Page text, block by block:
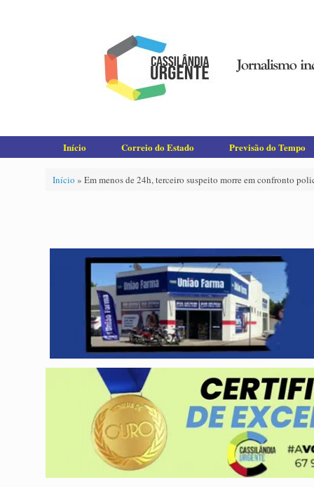
Início Correio do Estado Previsão do Tempo
Início » Em menos de 24h, terceiro suspeito morre em confronto